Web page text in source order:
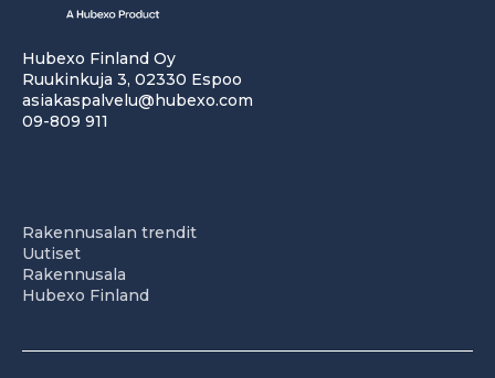
Hubexo Finland Oy
Ruukinkuja 3, 02330 Espoo
asiakaspalvelu@hubexo.com
09-809 911
Rakennusalan trendit
Uutiset
Rakennusala
Hubexo Finland